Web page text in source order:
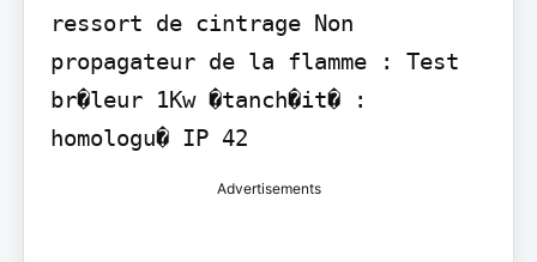
ressort de cintrage Non
propagateur de la flamme : Test
br�leur 1Kw �tanch�it� :
Advertisements